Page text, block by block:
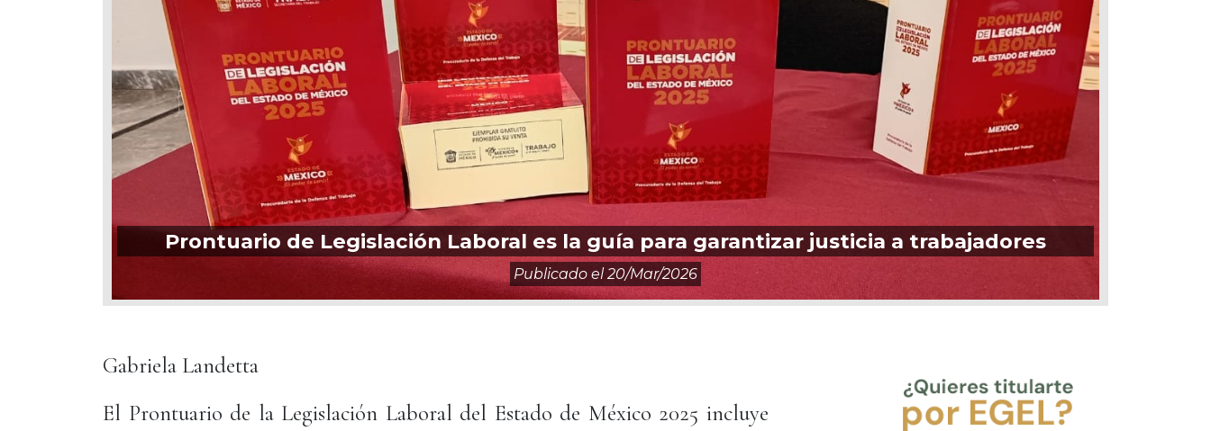
Prontuario de Legislación Laboral es la guía para garantizar justicia a trabajadores
Publicado el20/mar/2026
Gabriela Landetta
El Prontuario de la Legislación Laboral del Estado de México 2025 incluye